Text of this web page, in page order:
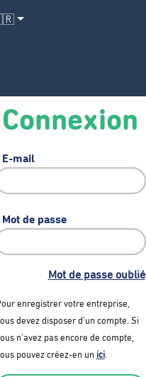
Connexion
E-mail
Mot de passe
Mot de passe oublié
enregistrer votre entreprise,
devez disposer d'un compte. Si
n'avez pas encore de compte,
pouvez créez-en un ici.